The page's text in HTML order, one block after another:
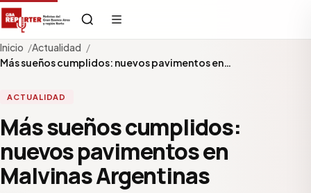
Inicio
Actualidad
Más sueños cumplidos: nuevos pavimentos en…
ACTUALIDAD
Más sueños cumplidos:
nuevos pavimentos en
Malvinas Argentinas